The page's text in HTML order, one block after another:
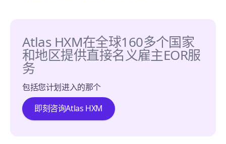
Atlas HXM在全球160多个国家
和地区提供直接名义雇主EOR服
务
包括您计划进入的那个
即刻咨询Atlas HXM